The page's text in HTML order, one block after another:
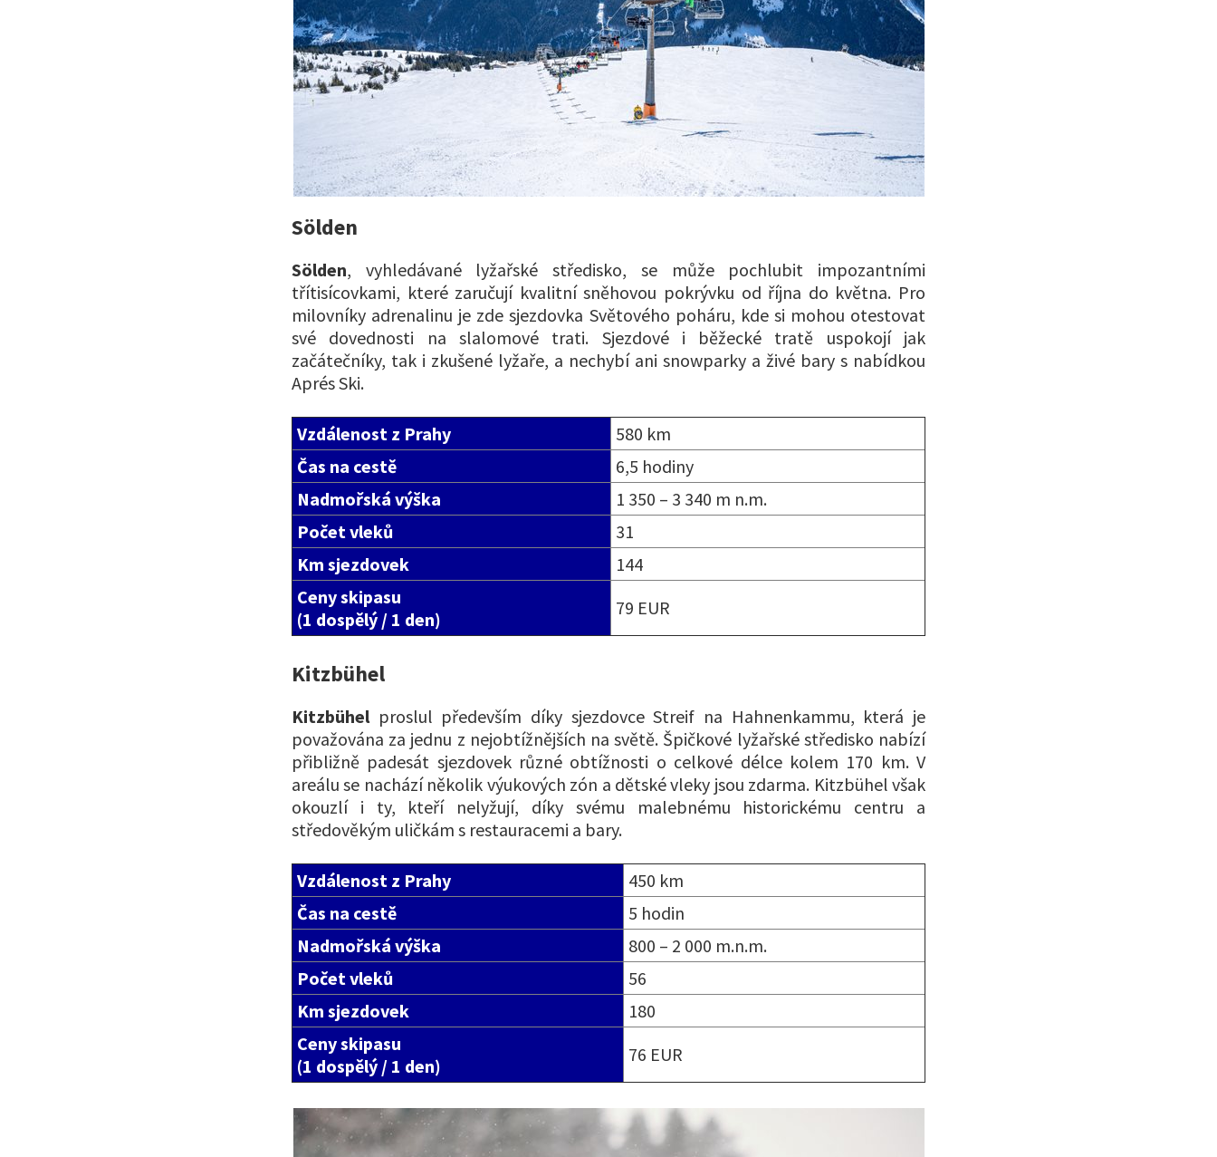
Sölden
Sölden, vyhledávané lyžařské středisko, se může pochlubit impozantními
třítisícovkami, které zaručují kvalitní sněhovou pokrývku od října do května. Pro
milovníky adrenalinu je zde sjezdovka Světového poháru, kde si mohou otestovat
své dovednosti na slalomové trati. Sjezdové i běžecké tratě uspokojí jak
začátečníky, tak i zkušené lyžaře, a nechybí ani snowparky a živé bary s nabídkou
Aprés Ski.
Vzdálenost z Prahy
580 km
Čas na cestě
6,5 hodiny
Nadmořská výška
1 350 – 3 340 m n.m.
Počet vleků
31
Km sjezdovek
144
Ceny skipasu
(1 dospělý / 1 den)
79 EUR
Kitzbühel
Kitzbühelproslul především díky sjezdovce Streif na Hahnenkammu, která je
považována za jednu z nejobtížnějších na světě. Špičkové lyžařské středisko nabízí
přibližně padesát sjezdovek různé obtížnosti o celkové délce kolem 170 km. V
areálu se nachází několik výukových zón a dětské vleky jsou zdarma. Kitzbühel však
okouzlí i ty, kteří nelyžují, díky svému malebnému historickému centru a
středověkým uličkám s restauracemi a bary.
Vzdálenost z Prahy
450 km
Čas na cestě
5 hodin
Nadmořská výška
800 – 2 000 m.n.m.
Počet vleků
56
Km sjezdovek
180
Ceny skipasu
(1 dospělý / 1 den)
76 EUR